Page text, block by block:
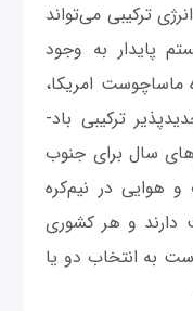
ترکیبی می‌تواند
پایدار به وجود
ماساچوست امریکا،
ترکیبی باد-
۷۰ درصد زمان‌های سال برای جنوب
و هوایی در نیم‌کره
دارند و هر کشوری
به انتخاب دو یا